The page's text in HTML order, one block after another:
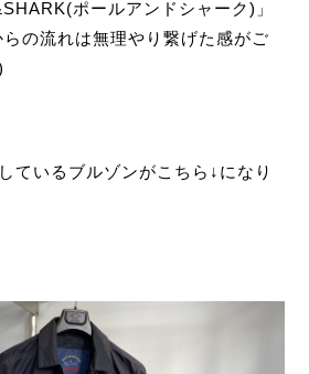
ポールアンドシャーク)」
の流れは無理やり繋げた感がご
ているブルゾンがこちら↓になり